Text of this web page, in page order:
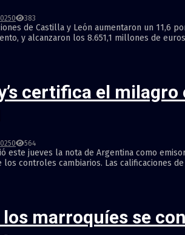
0 383
de Castilla y León aumentaron un 11,6
y alcanzaron los 8.651,1 millones de
certifica el
0 564
este jueves la nota de Argentina como
los controles cambiarios. Las calificaciones
los marroquíes se